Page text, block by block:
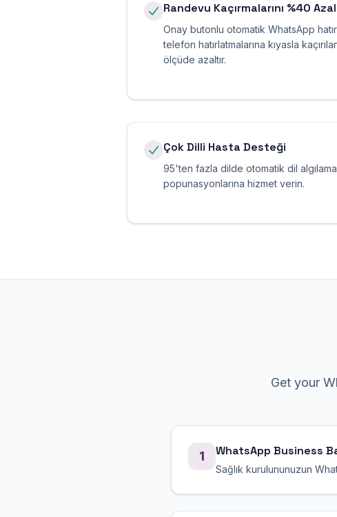
Randevu Kaçırmalarını %40
Onay butonlu otomatik WhatsApp
telefon hatırlatmalarına kıyasla
ölçüde azaltır.
Çok Dilli Hasta Desteği
95'ten fazla dilde otomatik dil
popunasyonlarına hizmet verin.
Get your
1 WhatsApp Business
Sağlık kurulununuzun